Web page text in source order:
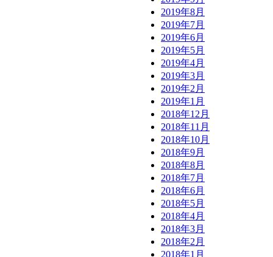
2019年8月
2019年7月
2019年6月
2019年5月
2019年4月
2019年3月
2019年2月
2019年1月
2018年12月
2018年11月
2018年10月
2018年9月
2018年8月
2018年7月
2018年6月
2018年5月
2018年4月
2018年3月
2018年2月
2018年1月